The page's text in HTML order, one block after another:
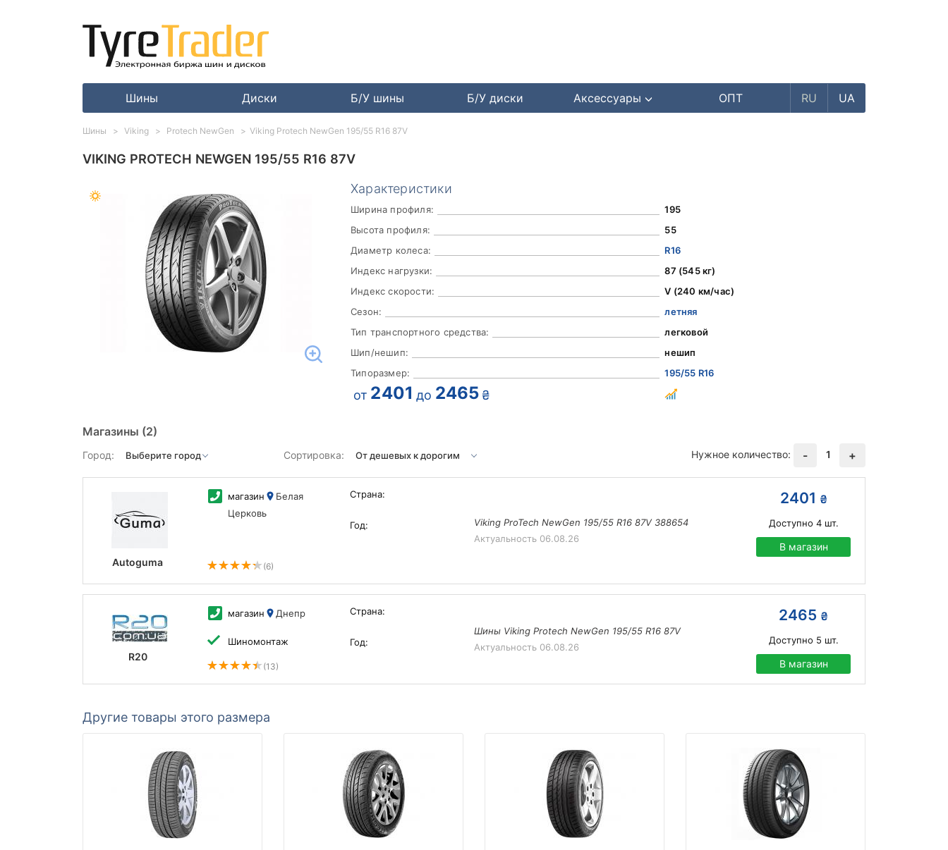
Шины Диски Б/У шины Б/У диски Аксессуары ОПТ RU UA
VIKING PROTECH NEWGEN 195/55 R16 87V
Характеристики
Ширина профиля:
195
Высота профиля:
55
Диаметр колеса:
R16
Индекс нагрузки:
87 (545 кг)
Индекс скорости:
V (240 км/час)
Сезон:
летняя
Тип транспортного средства:
легковой
Шип/нешип:
нешип
Типоразмер:
195/55 R16
от 2401 до 2465 ₴
Магазины (2)
Город: Сортировка: Нужное количество: - 1 +
Autoguma
магазин
Белая
Церковь
(6)
Страна:
Год:
Viking ProTech NewGen 195/55 R16 87V 388654
Актуальность 06.08.26
2401 ₴
Доступно 4шт.
В магазин
R20
магазин Днепр
Шиномонтаж
(13)
Страна:
Год:
Шины Viking Protech NewGen 195/55 R16 87V
Актуальность 06.08.26
2465 ₴
Доступно 5 шт.
В магазин
Другие товары этого размера
Шины Viking Protech NewGen Viking Protech NewGen 195/55 R16 87V